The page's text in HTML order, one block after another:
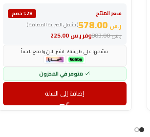
سعر المنتج
٪28 خصم
( يشمل الضريبة المضافة )
ر.س
وفرر.س ر.س803.00
قسّمها على طريقتك. اشترِ الآن وادفع لاحقاً
متوفر في المخزون
إضافة إلى السلة